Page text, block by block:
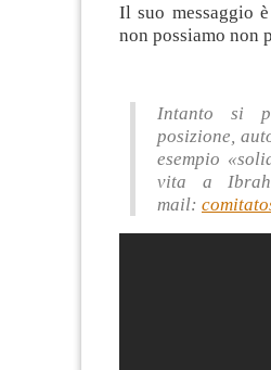
Il suo messaggio
non possiamo non
Intanto si
posizione,
esempio
vita a
mail: